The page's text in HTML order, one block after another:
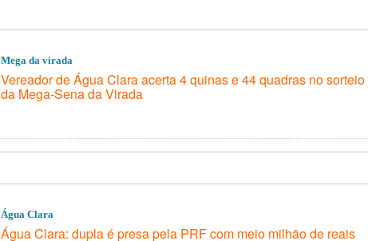
Mega da virada
Vereador de Água Clara acerta 4 quinas e 44 quadras no sorteio
da Mega-Sena da Virada
Água Clara
Água Clara: dupla é presa pela PRF com meio milhão de reais